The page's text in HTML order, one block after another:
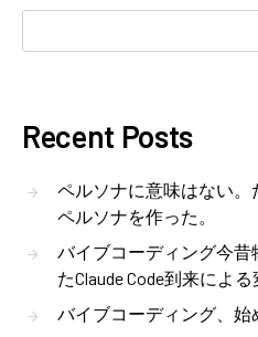
Recent Posts
ペルソナに意味はない
ペルソナを作った。
バイブコーディング今
たClaude Code到来による
バイブコーディング、始